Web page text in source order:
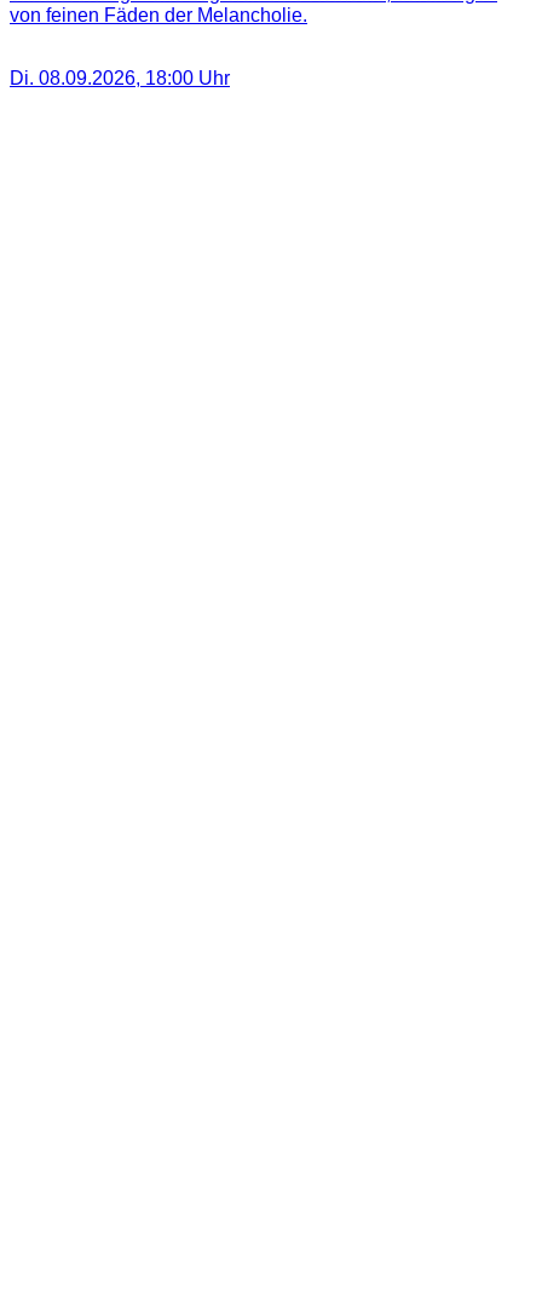
von feinen Fäden der Melancholie.
Di. 08.09.2026, 18:00 Uhr